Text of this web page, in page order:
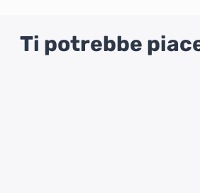
Ti potrebbe